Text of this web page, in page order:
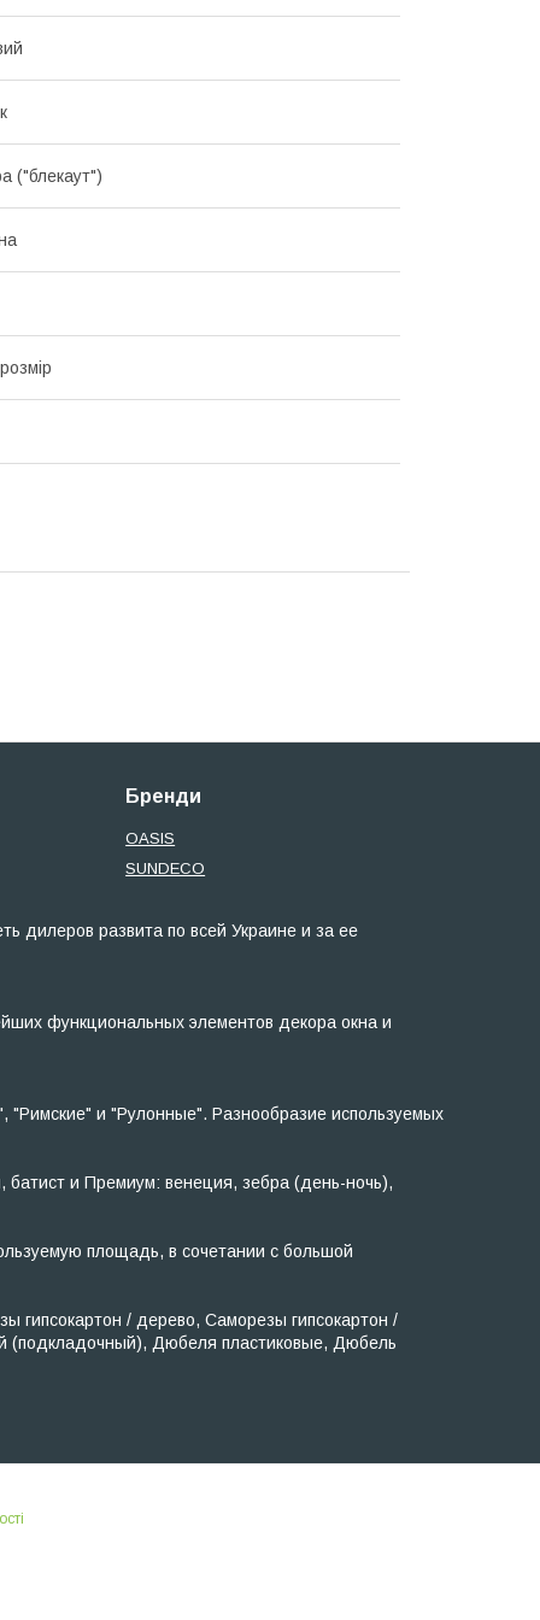
("блекаут")
Бренди
OASIS
SUNDECO
дилеров развита по всей Украине и за ее
функциональных элементов декора окна и
и "Рулонные". Разнообразие используемых
батист и Премиум: венеция, зебра (день-ночь),
площадь, в сочетании с большой
гипсокартон / дерево, Саморезы гипсокартон /
(подкладочный), Дюбеля пластиковые, Дюбель